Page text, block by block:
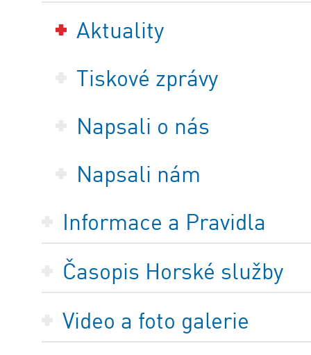
Aktuality
Tiskové zprávy
Napsali o nás
Napsali nám
Informace a Pravidla
Časopis Horské služby
Video a foto galerie